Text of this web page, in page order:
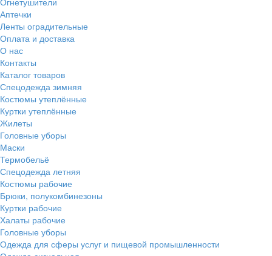
Аптечки
Ленты оградительные
Оплата и доставка
О нас
Контакты
Каталог товаров
Спецодежда зимняя
Костюмы утеплённые
Куртки утеплённые
Жилеты
Головные уборы
Маски
Термобельё
Спецодежда летняя
Костюмы рабочие
Брюки, полукомбинезоны
Куртки рабочие
Халаты рабочие
Головные уборы
Одежда для сферы услуг и пищевой промышленности